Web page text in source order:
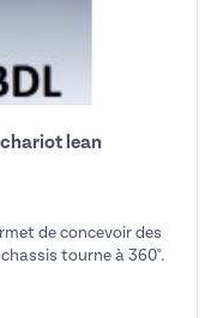
lean
de concevoir des
tourne à 360°.